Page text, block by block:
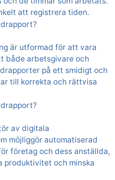
att registrera tiden.
är utformad för att vara
både arbetsgivare och
på ett smidigt och
till korrekta och rättvisa
av digitala
möjliggör automatiserad
företag och dess anställda,
och minska